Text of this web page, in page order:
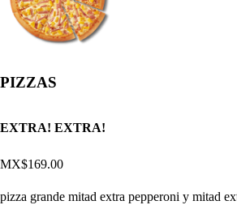
PIZZAS
EXTRA! EXTRA!
MX$169.00
pizza grande mitad extra pepperoni y mitad